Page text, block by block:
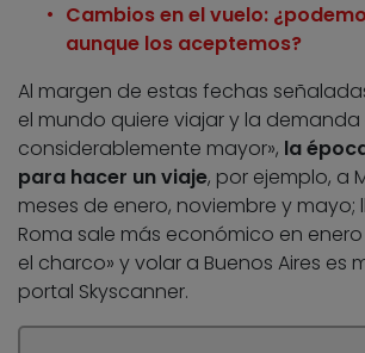
Cambios en el vuelo:
aunque los aceptemos?
Al margen de estas fechas
el mundo quiere viajar y la demanda
considerablemente mayor», la
para hacer un viaje, por ejemplo, a
meses de enero, noviembre y mayo;
Roma sale más económico en
el charco» y volar a Buenos Aires es
portal Skyscanner.